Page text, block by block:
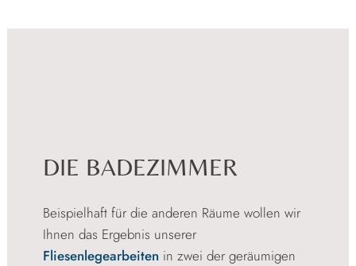
DIE BADEZIMMER
Beispielhaft für die anderen Räume wollen wir
Ihnen das Ergebnis unserer
Fliesenlegearbeiten in zwei der geräumigen